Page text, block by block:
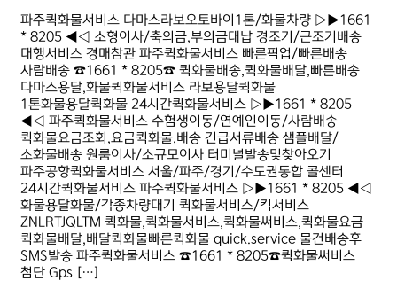
파주퀵화물서비스 다마스라보오토바이1톤/화물차량 ▷▶1661
* 8205 ◀◁ 소형이사/축의금,부의금대납 경조기/근조기배송
대행서비스 경매참관 파주퀵화물서비스 빠른픽업/빠른배송
사람배송 ☎1661 * 8205☎ 퀵화물배송,퀵화물배달,빠른배송
다마스용달,화물퀵화물서비스 라보용달퀵화물
1톤화물용달퀵화물 24시간퀵화물서비스 ▷▶1661 * 8205
◀◁ 파주퀵화물서비스 수험생이동/연예인이동/사람배송
퀵화물요금조회,요금퀵화물,배송 긴급서류배송 샘플배달/
소화물배송 원룸이사/소규모이사 터미널발송및찾아오기
파주공항퀵화물서비스 서울/파주/경기/수도권통합 콜센터
24시간퀵화물서비스 파주퀵화물서비스 ▷▶1661 * 8205 ◀◁
화물용달화물/각종차량대기 퀵화물서비스/킥서비스
ZNLRTJQLTM 퀵화물,퀵화물서비스,퀵화물써비스,퀵화물요금
퀵화물배달,배달퀵화물빠른퀵화물 quick.service 물건배송후
SMS발송 파주퀵화물서비스 ☎1661 * 8205☎퀵화물써비스
첨단 Gps […]